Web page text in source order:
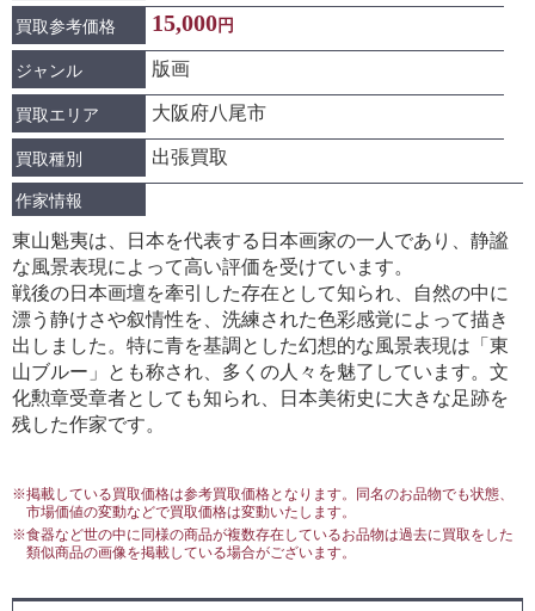
買取参考価格 15,000円
ジャンル 版画
買取エリア 大阪府八尾市
買取種別 出張買取
作家情報
東山魁夷は、日本を代表する日本画家の一人であり、静謐
な風景表現によって高い評価を受けています。
戦後の日本画壇を牽引した存在として知られ、自然の中に
漂う静けさや叙情性を、洗練された色彩感覚によって描き
出しました。特に青を基調とした幻想的な風景表現は「東
山ブルー」とも称され、多くの人々を魅了しています。文
化勲章受章者としても知られ、日本美術史に大きな足跡を
残した作家です。
※掲載している買取価格は参考買取価格となります。同名のお品物でも状態、
市場価値の変動などで買取価格は変動いたします。
※食器など世の中に同様の商品が複数存在しているお品物は過去に買取をした
類似商品の画像を掲載している場合がございます。